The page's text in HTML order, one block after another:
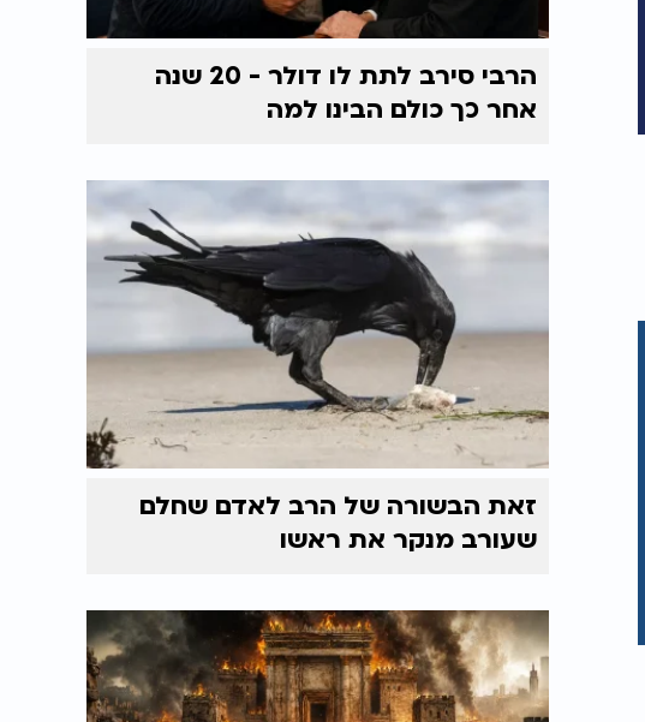
הרבי סירב לתת לו דולר - 20 שנה
אחר כך כולם הבינו למה
זאת הבשורה של הרב לאדם שחלם
שעורב מנקר את ראשו